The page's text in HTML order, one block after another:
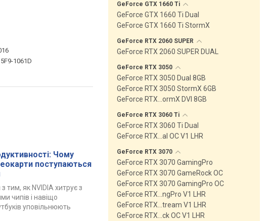
1061D
Чому
поступаються
тим, як NVIDIA хитрує з
чипів і навіщо
уповільнюють
GeForce GTX 1660 Ti
GeForce GTX 1660 Ti Dual
GeForce GTX 1660 Ti StormX
GeForce RTX 2060 SUPER
GeForce RTX 2060 SUPER DUAL
GeForce RTX 3050
GeForce RTX 3050 Dual 8GB
GeForce RTX 3050 StormX 6GB
GeForce RTX…ormX DVI 8GB
GeForce RTX 3060 Ti
GeForce RTX 3060 Ti Dual
GeForce RTX…al OC V1 LHR
GeForce RTX 3070
GeForce RTX 3070 GamingPro
GeForce RTX 3070 GameRock OC
GeForce RTX 3070 GamingPro OC
GeForce RTX…ngPro V1 LHR
GeForce RTX…tream V1 LHR
GeForce RTX…ck OC V1 LHR